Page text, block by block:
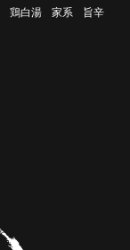
鶏白湯 家系
旨辛